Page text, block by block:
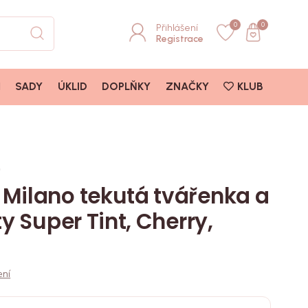
Přihlášení
Registrace
0 0
SADY ÚKLID DOPLŇKY ZNAČKY KLUB
tekutá tvářenka a
Super Tint, Cherry,